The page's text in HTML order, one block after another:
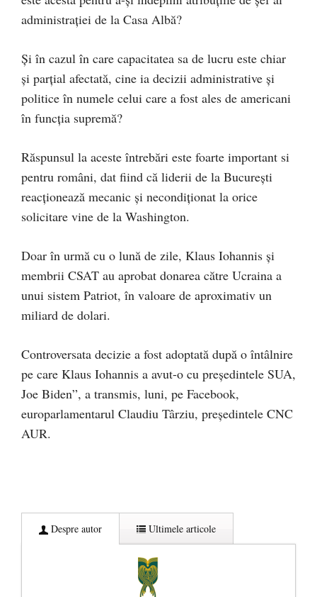
administrației de la Casa Albă?
Și în cazul în care capacitatea sa de lucru este chiar
și parțial afectată, cine ia decizii administrative și
politice în numele celui care a fost ales de americani
în funcția supremă?
Răspunsul la aceste întrebări este foarte important si
pentru români, dat fiind că liderii de la București
reacționează mecanic și necondiționat la orice
solicitare vine de la Washington.
Doar în urmă cu o lună de zile, Klaus Iohannis și
membrii CSAT au aprobat donarea către Ucraina a
unui sistem Patriot, în valoare de aproximativ un
miliard de dolari.
Controversata decizie a fost adoptată după o întâlnire
pe care Klaus Iohannis a avut-o cu președintele SUA,
Joe Biden”, a transmis, luni, pe Facebook,
europarlamentarul Claudiu Târziu, președintele CNC
AUR.
Despre autor Ultimele articole